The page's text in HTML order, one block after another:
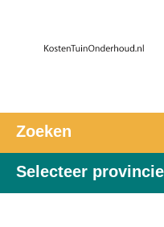
Zoeken
Selecteer provincie